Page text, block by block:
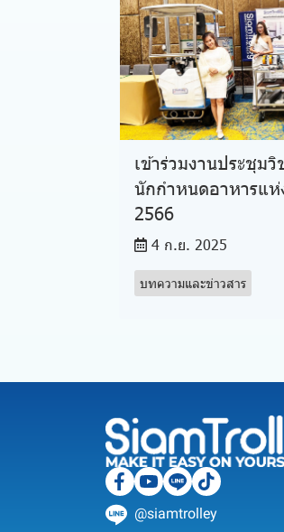
เข้าร่วมงานประชุม
นักกำหนดอาหารแ
2566
4 ก.ย. 2025
บทความและข่าวสาร
@siamtrolley